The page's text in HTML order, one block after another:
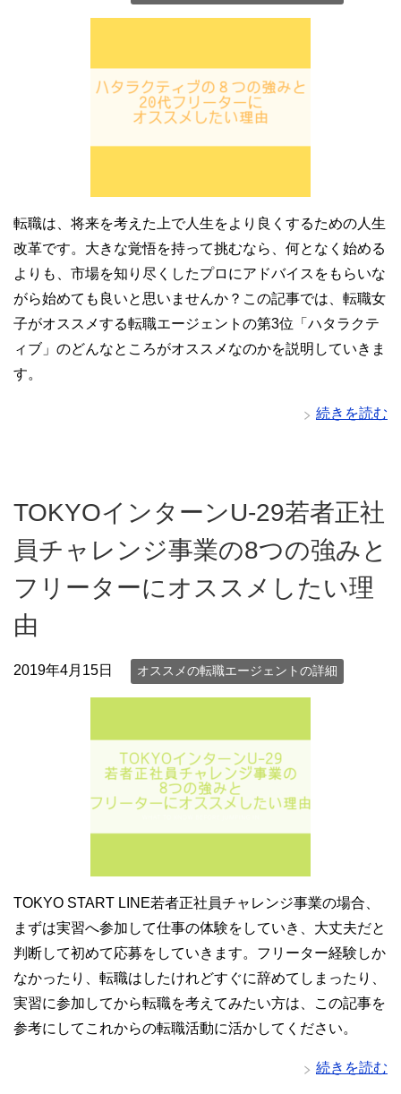
転職は、将来を考えた上で人生をより良くするための人生
改革です。大きな覚悟を持って挑むなら、何となく始める
よりも、市場を知り尽くしたプロにアドバイスをもらいな
がら始めても良いと思いませんか？この記事では、転職女
子がオススメする転職エージェントの第3位「ハタラクテ
ィブ」のどんなところがオススメなのかを説明していきま
す。
続きを読む
TOKYOインターンU-29若者正社
員チャレンジ事業の8つの強みと
フリーターにオススメしたい理
由
2019年4月15日 オススメの転職エージェントの詳細
TOKYO START LINE若者正社員チャレンジ事業の場合、
まずは実習へ参加して仕事の体験をしていき、大丈夫だと
判断して初めて応募をしていきます。フリーター経験しか
なかったり、転職はしたけれどすぐに辞めてしまったり、
実習に参加してから転職を考えてみたい方は、この記事を
参考にしてこれからの転職活動に活かしてください。
続きを読む